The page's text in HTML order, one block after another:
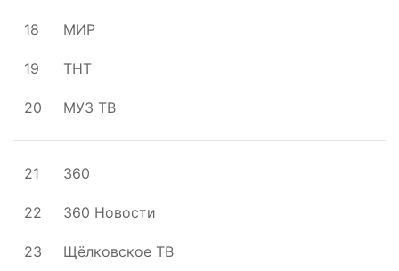
18 МИР
19 ТНТ
20 МУЗ ТВ
21 360
22 360 Новости
23 Щёлковское ТВ